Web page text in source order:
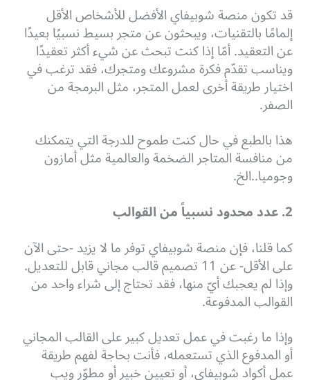
قد تكون منصة شوبيفاي الأفضل للأشخاص الأقل
إلمامًا بالتقنيات، ويبحثون عن متجر بسيط نسبيًا بعيدًا
عن التعقيد. أمّا إذا كنت تبحث عن شيء أكثر تعقيدًا
ويناسب تقدّم فكرة مشروعك ومتجرك، فقد ترغب في
اختيار طريقة أخرى لعمل المتجر، مثل البرمجة من
الصفر.
هذا بالطبع في حال كنت طموح للدرجة التي يتمكنك
من منافسة المتاجر الضخمة والعالمية مثل أمازون
وجوميا..الخ.
2. عدد محدود نسبياً من القوالب
كما قلنا، فإن منصة شوبيفاي توفر ما لا يزيد -حتى الآن
على الأقل- عن 11 تصميم قالب مجاني قابل للتعديل.
وإذا لم يعجبك أيّ منها، فقد تحتاج إلى شراء واحد من
القوالب المدفوعة.
وإذا ما رغبت في عمل تعديل كبير على القالب المجاني
أو المدفوع الذي تستعمله، فأنت بحاجة لفهم طريقة
عمل أكواد شوبيفاي، أو تعيين خبير أو مطوّر ويب